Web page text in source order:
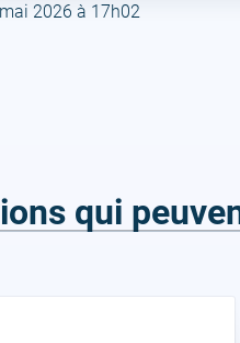
2026 à 17h02
qui